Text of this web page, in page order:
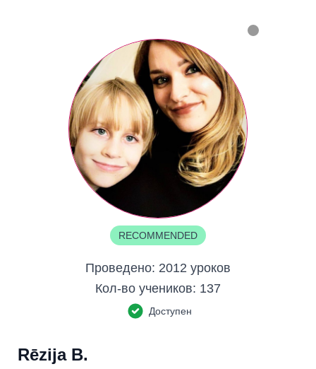
RECOMMENDED
Проведено: 2012 уроков
Кол-во учеников: 137
Доступен
Rēzija B.